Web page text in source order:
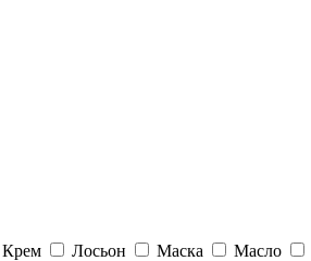
Крем Лосьон Маска Масло